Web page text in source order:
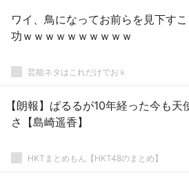
ワイ、鳥になってお前らを見下す
功ｗｗｗｗｗｗｗｗｗｗ
芸能ネタはこれだけでおｋ
【朗報】ぱるるが10年経った今も天
さ【島崎遥香】
HKTまとめもん【HKT48のまとめ】